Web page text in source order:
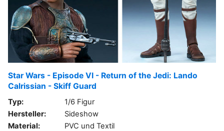
Star Wars - Episode VI - Return of the Jedi: Lando
Calrissian - Skiff Guard
Typ:
1/6 Figur
Hersteller:
Sideshow
Material:
PVC und Textil